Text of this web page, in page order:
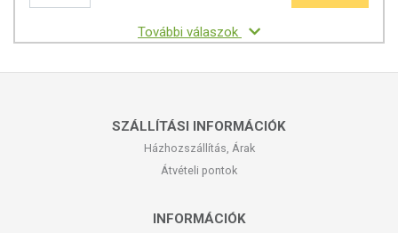
hogy ennek ellenére a webshopon szereplő adatok (beleértve a
termékfotókat, tápérték-, összetétel-, és allergén információkat is) csak
tájékoztató jellegűek, a tényleges értékek eltérhetnek az élelmiszerek
További válaszok
SZÁLLÍTÁSI INFORMÁCIÓK
Házhozszállítás, Árak
Átvételi pontok
INFORMÁCIÓK